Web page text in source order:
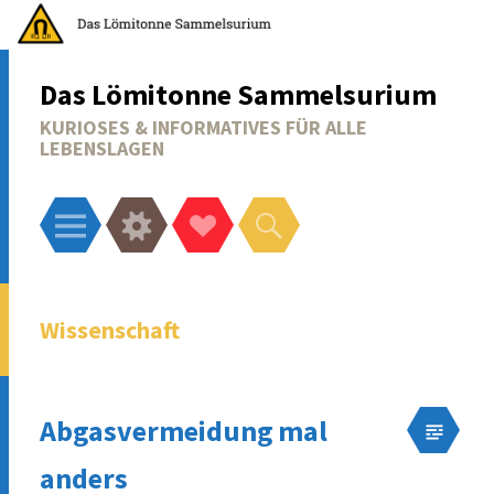
Das Lömitonne Sammelsurium
KURIOSES & INFORMATIVES FÜR ALLE
LEBENSLAGEN
Menü WidgetsSocial-
Links
Suchen
Wissenschaft
Abgasvermeidung mal
anders